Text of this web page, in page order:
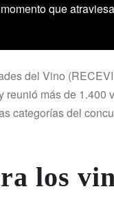
que
del Vino
más de 1.400
categorías del
los